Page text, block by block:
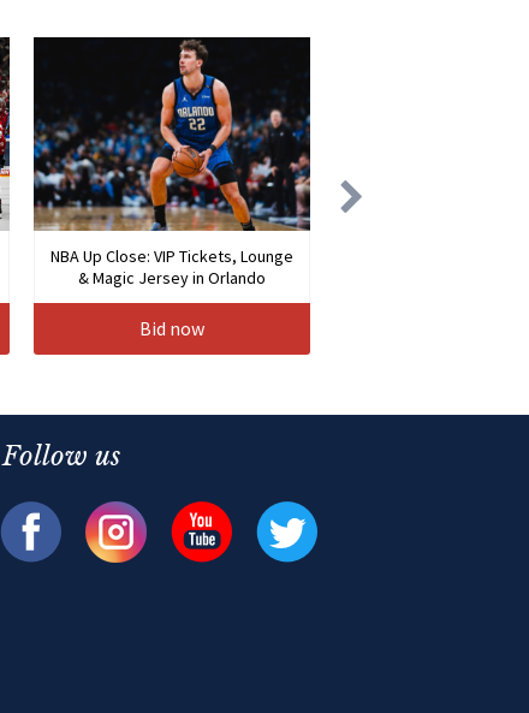
NBA Up Close: VIP Tickets, Lounge
& Magic Jersey in Orlando
Bid now
Follow us